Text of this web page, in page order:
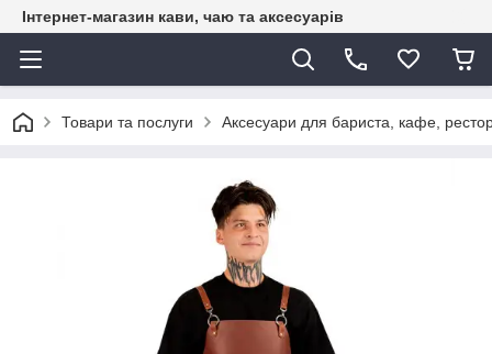
Інтернет-магазин кави, чаю та аксесуарів
Товари та послуги Аксесуари для бариста, кафе,